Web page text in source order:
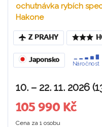
ochutnávka rybích
Hakone
Z PRAHY
Japonsko
Náročnost
10. – 22. 11. 2026
105 990 Kč
Cena za 1 osobu